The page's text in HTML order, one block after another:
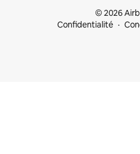
© 2026
Confidentialité